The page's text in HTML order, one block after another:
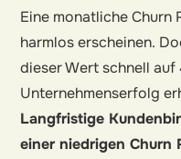
Eine monatliche Churn
harmlos erscheinen.
dieser Wert schnell auf
Unternehmenserfolg
Langfristige
einer niedrigen Churn